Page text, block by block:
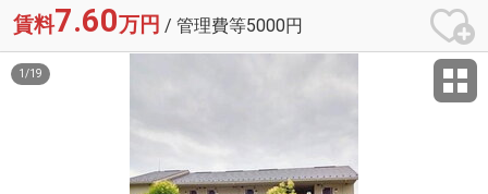
賃料7.60万円 / 管理費等5000円
1 /19